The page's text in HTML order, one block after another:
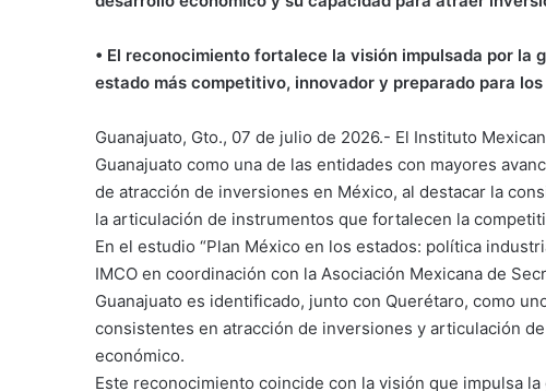
• El reconocimiento fortalece la visión impulsada por la
estado más competitivo, innovador y preparado para
Guanajuato, Gto., 07 de julio de 2026.- El Instituto
Guanajuato como una de las entidades con mayores
de atracción de inversiones en México, al destacar la
la articulación de instrumentos que fortalecen la
En el estudio “Plan México en los estados: política
IMCO en coordinación con la Asociación Mexicana de
Guanajuato es identificado, junto con Querétaro, como
consistentes en atracción de inversiones y articulación
económico.
Este reconocimiento coincide con la visión que impulsa